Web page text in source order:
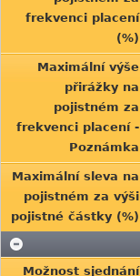
frekvenci placení
(%)
Maximální výše
přirážky na
pojistném za
frekvenci placení -
Poznámka
Maximální sleva na
pojistném za výši
pojistné částky (%)
Možnost sjednání